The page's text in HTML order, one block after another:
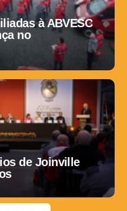
à ABVESC
no
de Joinville